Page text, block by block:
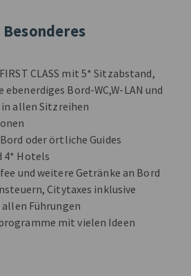
CLASS mit 5* Sitzabstand,
ebenerdiges Bord-WC,W-LAN und
in allen Sitzreihen
oder örtliche Guides
4* Hotels
und weitere Getränke an Bord
Citytaxes inklusive
allen Führungen
mit vielen Ideen